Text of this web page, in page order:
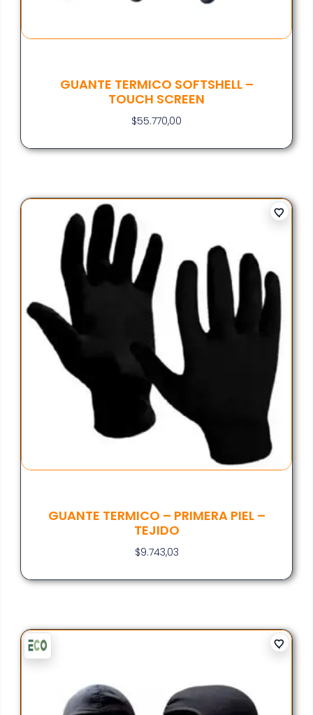
GUANTE TERMICO SOFTSHELL –
TOUCH SCREEN
$55.770,00
GUANTE TERMICO – PRIMERA PIEL –
TEJIDO
$9.743,03